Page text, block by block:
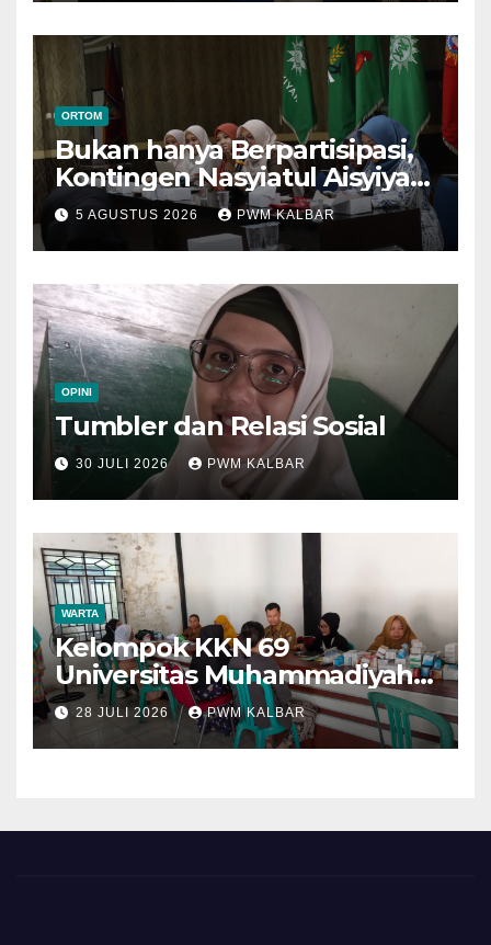
ORTOM
Bukan hanya Berpartisipasi,
Kontingen Nasyiatul Aisyiyah
Kalbar Perjuangkan Program
di Muktamar XV
5 AGUSTUS 2026 PWM KALBAR
OPINI
Tumbler dan Relasi Sosial
30 JULI 2026 PWM KALBAR
WARTA
Kelompok KKN 69
Universitas Muhammadiyah
Pontianak Dibagi Dua Tim,
Cat Bangunan dan Dampingi
Pelayanan Posyandu Lansia
28 JULI 2026 PWM KALBAR